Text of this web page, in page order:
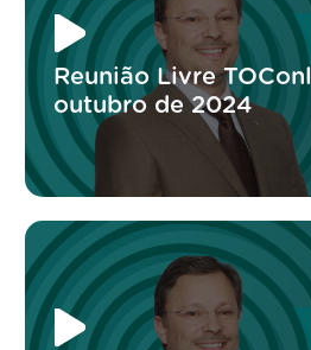
Reunião Livre
outubro de 2024